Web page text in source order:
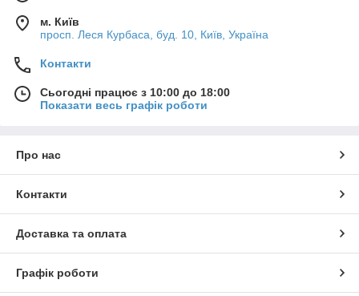
м. Київ
просп. Леся Курбаса, буд. 10, Київ, Україна
Контакти
Сьогодні працює з 10:00 до 18:00
Показати весь графік роботи
Про нас
Контакти
Доставка та оплата
Графік роботи